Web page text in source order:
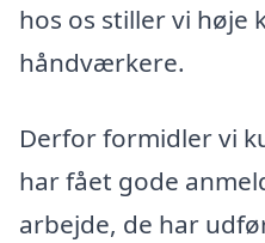
hos os stiller vi høje
håndværkere.
Derfor formidler vi
har fået gode
arbejde, de har